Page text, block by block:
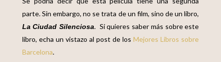
parte. Sin embargo, no se trata de un film, sino de un libro,
La Ciudad Silenciosa. Si quieres saber más sobre este
libro, echa un vistazo al post delosMejores Libros sobre
Barcelona.